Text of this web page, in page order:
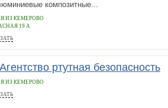
композитные...
ИЗ КЕМЕРОВО
19 А
ртутная безопасность
ИЗ КЕМЕРОВО
2-10,33-2-19,33-2-17,8(861)2677690